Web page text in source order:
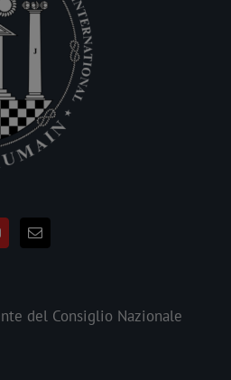
del Consiglio Nazionale